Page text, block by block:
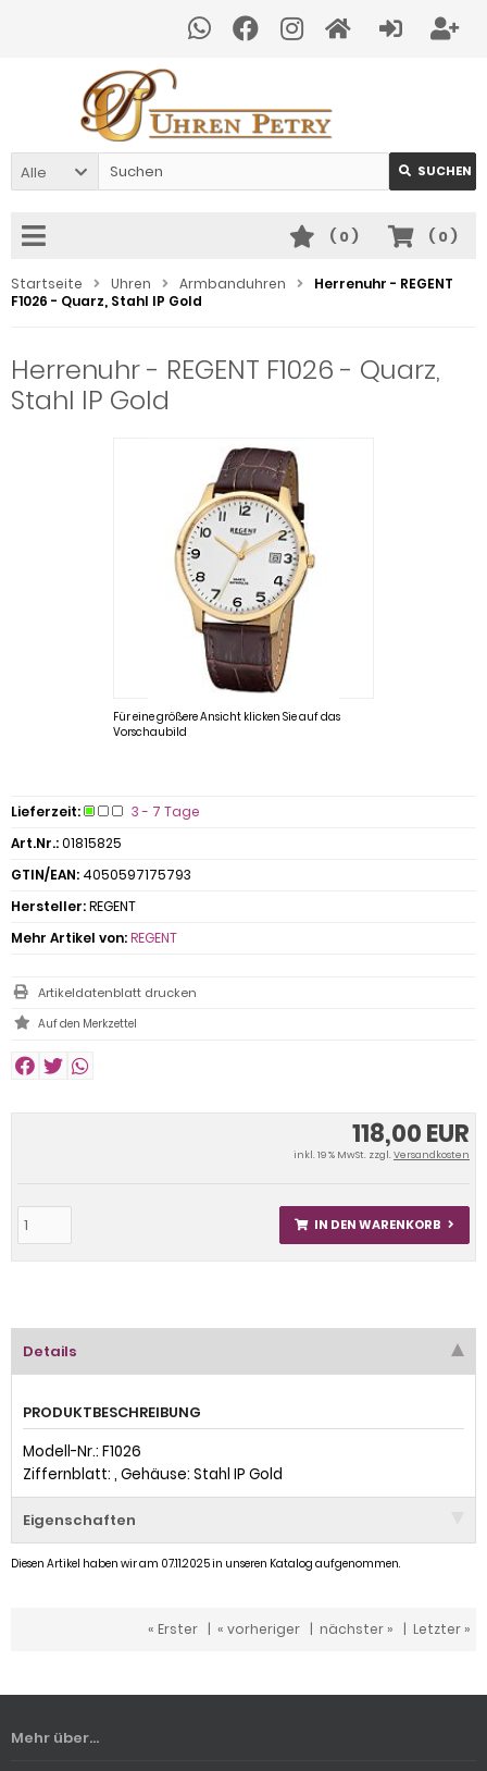
Alle SUCHEN
( 0)
( 0)
Startseite Uhren Armbanduhren
Herrenuhr - REGENT
F1026 - Quarz, Stahl IP Gold
Herrenuhr - REGENT F1026 - Quarz,
Stahl IP Gold
Für eine größere Ansicht klicken Sie auf das
Vorschaubild
118,00 EUR
inkl. 19 % MwSt. zzgl.Versandkosten
IN DEN WARENKORB
Lieferzeit:
3 - 7 Tage
Art.Nr.:01815825
GTIN/EAN: 4050597175793
Hersteller:REGENT
Mehr Artikel von:REGENT
Artikeldatenblatt drucken
Details
PRODUKTBESCHREIBUNG
Modell-Nr.: F1026
Ziffernblatt: , Gehäuse: Stahl IP Gold
Eigenschaften
Diesen Artikel haben wir am 07.11.2025 in unseren Katalog aufgenommen.
« Erster | « vorheriger | nächster » | Letzter »
Mehr über...